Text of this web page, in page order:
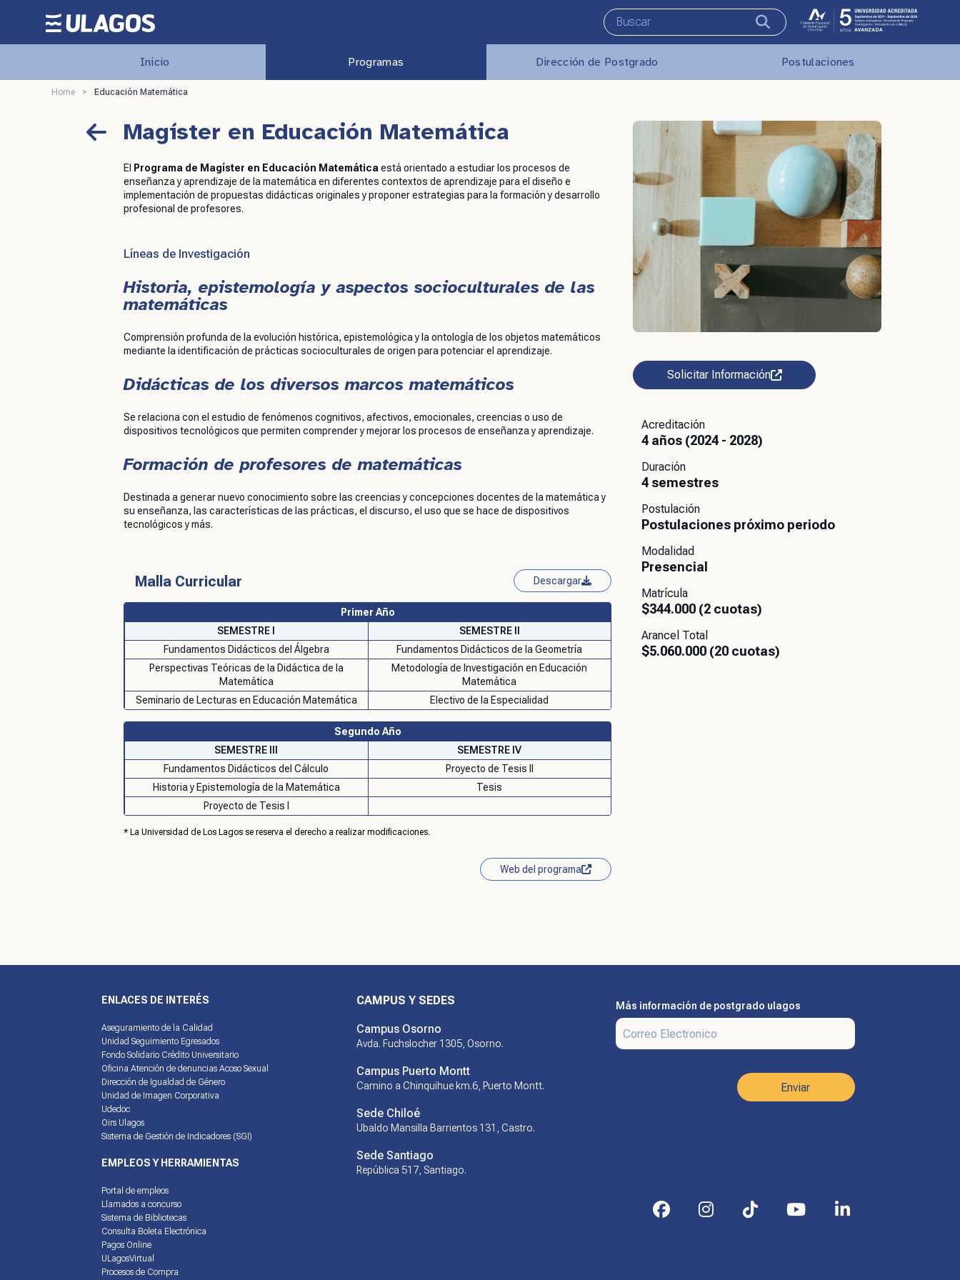
Postgrados
Inicio Programas Dirección de Postgrado Postulaciones
Home > Educación Matemática
Magíster en Educación Matemática
El Programa de Magíster en Educación Matemática está orientado a estudiar los procesos de
enseñanza y aprendizaje de la matemática en diferentes contextos de aprendizaje para el diseño e
implementación de propuestas didácticas originales y proponer estrategias para la formación y desarrollo
profesional de profesores.
Líneas de Investigación
Historia, epistemología y aspectos socioculturales de las
matemáticas
Comprensión profunda de la evolución histórica, epistemológica y la ontología de los objetos matemáticos
mediante la identificación de prácticas socioculturales de origen para potenciar el aprendizaje.
Didácticas de los diversos marcos matemáticos
Se relaciona con el estudio de fenómenos cognitivos, afectivos, emocionales, creencias o uso de
dispositivos tecnológicos que permiten comprender y mejorar los procesos de enseñanza y aprendizaje.
Formación de profesores de matemáticas
Destinada a generar nuevo conocimiento sobre las creencias y concepciones docentes de la matemática y
su enseñanza, las características de las prácticas, el discurso, el uso que se hace de dispositivos
tecnológicos y más.
Malla Curricular Descargar
Primer Año
SEMESTRE I
SEMESTRE II
Fundamentos Didácticos del Álgebra
Fundamentos Didácticos de la Geometría
Perspectivas Teóricas de la Didáctica de la
Matemática
Metodología de Investigación en Educación
Matemática
Seminario de Lecturas en Educación Matemática
Electivo de la Especialidad
Segundo Año
SEMESTRE III
SEMESTRE IV
Fundamentos Didácticos del Cálculo
Proyecto de Tesis II
Historia y Epistemología de la Matemática
Tesis
Proyecto de Tesis I
* La Universidad de Los Lagos se reserva el derecho a realizar modificaciones.
Web del programa
Solicitar Información
Acreditación
4 años (2024 - 2028)
Duración
4 semestres
Postulación
Postulaciones próximo periodo
Modalidad
Presencial
Matrícula
$344.000 (2 cuotas)
Arancel Total
$5.060.000 (20 cuotas)
ENLACES DE INTERÉS
Aseguramiento de la Calidad
Unidad Seguimiento Egresados
Fondo Solidario Crédito Universitario
Oficina Atención de denuncias Acoso Sexual
Dirección de Igualdad de Género
Unidad de Imagen Corporativa
Udedoc
Oirs Ulagos
Sistema de Gestión de Indicadores (SGI)
EMPLEOS Y HERRAMIENTAS
Portal de empleos
Llamados a concurso
Sistema de Bibliotecas
Consulta Boleta Electrónica
Pagos Online
ULagosVirtual
Procesos de Compra
CAMPUS Y SEDES
Campus Osorno
Avda. Fuchslocher 1305, Osorno.
Campus Puerto Montt
Camino a Chinquihue km.6, Puerto Montt.
Sede Chiloé
Ubaldo Mansilla Barrientos 131, Castro.
Sede Santiago
República 517, Santiago.
Más información de postgrado ulagos